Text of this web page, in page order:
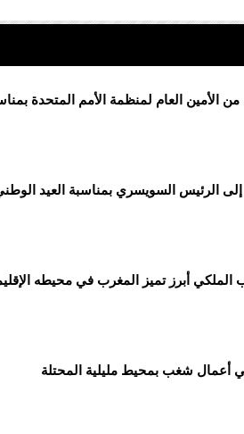
من الأمين العام لمنظمة الأمم المتحدة
إلى الرئيس السويسري بمناسبة العيد
الملكي أبرز تميز المغرب في محيطه
أعمال شغب بمحيط مليلية المحتلة